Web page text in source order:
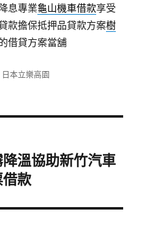
息專業龜山機車借款享受
款擔保抵押品貸款方案樹
借貸方案當舖
分
日本立樂高園
溫協助新竹汽車
款